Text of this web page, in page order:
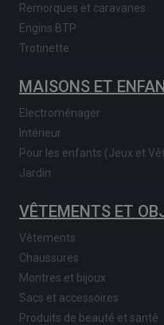
Remorques et caravanes
Engins BTP
Trotinette
MAISONS ET
Electroménager
Intérieur
Pour les enfants (Jeux et
Jardin
VÊTEMENTS ET
Vêtements
Chaussures
Montres et bijoux
Sacs et accessoires
Produits de beauté et santé